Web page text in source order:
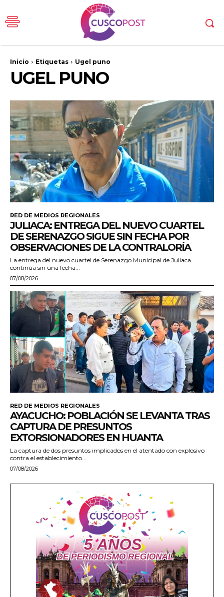
Inicio Etiquetas Ugel puno
UGEL PUNO
RED DE MEDIOS REGIONALES
JULIACA: ENTREGA DEL NUEVO CUARTEL
DE SERENAZGO SIGUE SIN FECHA POR
OBSERVACIONES DE LA CONTRALORÍA
La entrega del nuevo cuartel de Serenazgo Municipal de Juliaca
continúa sin una fecha...
07/08/2026
RED DE MEDIOS REGIONALES
AYACUCHO: POBLACIÓN SE LEVANTA TRAS
CAPTURA DE PRESUNTOS
EXTORSIONADORES EN HUANTA
La captura de dos presuntos implicados en el atentado con explosivo
contra el establecimiento...
07/08/2026